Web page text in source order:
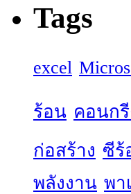
Tags
excel
ร้อน คอนก
ก่อสร้าง ซีร้
พลังงาน พา